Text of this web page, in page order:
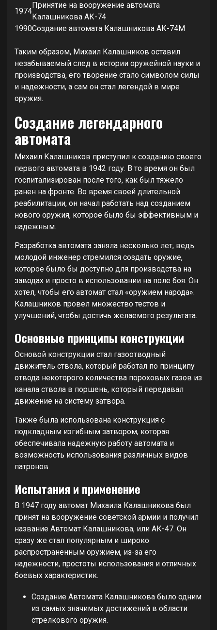
1974
Принятие на вооружение автомата
Калашникова АК-74
1990Создание автомата Калашникова АК-74М
Таким образом, Михаил Калашников оставил
незабываемый след в истории оружейной науки и
производства, его творение стало символом силы
и надежности, а сам он стал легендой в мире
оружия.
Создание легендарного
автомата
Михаил Калашников приступил к созданию своего
первого автомата в 1942 году. В то время он был
госпитализирован после того, как был тяжело
ранен на фронте. Во время своей длительной
реабилитации, он начал работать над созданием
нового оружия, которое было бы эффективным и
надежным.
Разработка автомата заняла несколько лет, ведь
молодой инженер стремился создать оружие,
которое было бы доступно для производства на
заводах и просто в использовании на поле боя. Он
хотел, чтобы его автомат стал «оружием народа».
Калашников провел множество тестов и
улучшений, чтобы достичь желаемого результата.
Основные принципы конструкции
Основой конструкции стал газоотводный
движитель ствола, который работал по принципу
отвода некоторого количества пороховых газов из
канала ствола в поршень, который передавал
движение на систему затвора.
Также была использована конструкция с
подкладным изгибным затвором, которая
обеспечивала надежную работу автомата и
возможность использования различных видов
патронов.
Испытания и применение
В 1947 году автомат Михаила Калашникова был
принят на вооружение советской армии и получил
название Автомат Калашникова, или АК-47. Он
сразу же стал популярным и широко
распространенным оружием, из-за его
надежности, простоты использования и отличных
боевых характеристик.
Создание Автомата Калашникова было одним
из самых значимых достижений в области
стрелкового оружия.